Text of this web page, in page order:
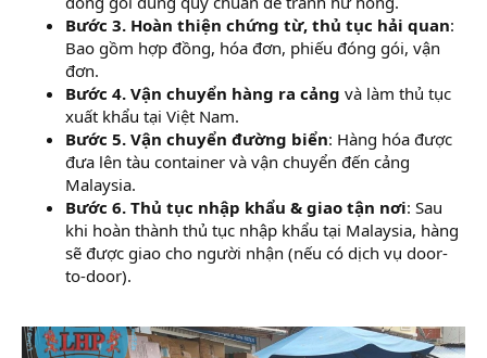
Bước 3. Hoàn thiện chứng từ, thủ tục hải quan:
Bao gồm hợp đồng, hóa đơn, phiếu đóng gói, vận
đơn.
Bước 4. Vận chuyển hàng ra cảng và làm thủ tục
xuất khẩu tại Việt Nam.
Bước 5. Vận chuyển đường biển: Hàng hóa được
đưa lên tàu container và vận chuyển đến cảng
Malaysia.
Bước 6. Thủ tục nhập khẩu & giao tận nơi: Sau
khi hoàn thành thủ tục nhập khẩu tại Malaysia, hàng
sẽ được giao cho người nhận (nếu có dịch vụ door-
to-door).